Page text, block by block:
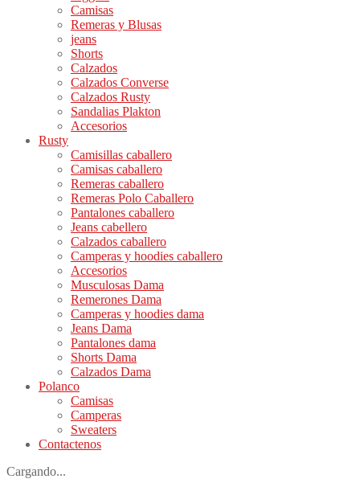
Camisas
Remeras y Blusas
jeans
Shorts
Calzados
Calzados Converse
Calzados Rusty
Sandalias Plakton
Accesorios
Rusty
Camisillas caballero
Camisas caballero
Remeras caballero
Remeras Polo Caballero
Pantalones caballero
Jeans cabellero
Calzados caballero
Camperas y hoodies caballero
Accesorios
Musculosas Dama
Remerones Dama
Camperas y hoodies dama
Jeans Dama
Pantalones dama
Shorts Dama
Calzados Dama
Polanco
Camisas
Camperas
Sweaters
Contactenos
Cargando...